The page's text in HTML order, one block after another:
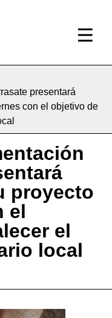
presentará
con el objetivo de
proyecto
el
el
local